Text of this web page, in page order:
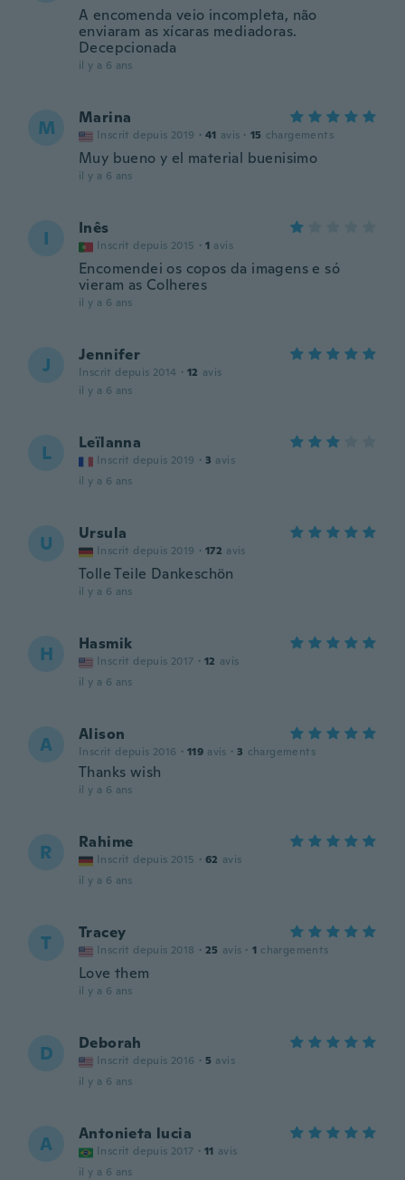
A encomenda veio incompleta, não
enviaram as xícaras mediadoras.
Decepcionada
il y a 6 ans
M Marina
Inscrit depuis 2019 · 41 avis · 15 chargements
Muy bueno y el material buenisimo
il y a 6 ans
I Inês
Inscrit depuis 2015 · 1 avis
Encomendei os copos da imagens e só
vieram as Colheres
il y a 6 ans
J Jennifer
Inscrit depuis 2014 · 12 avis
il y a 6 ans
L Leïlanna
Inscrit depuis 2019 · 3 avis
il y a 6 ans
U Ursula
Inscrit depuis 2019 · 172 avis
Tolle Teile Dankeschön
il y a 6 ans
H Hasmik
Inscrit depuis 2017 · 12 avis
il y a 6 ans
A Alison
Inscrit depuis 2016 · 119 avis · 3 chargements
Thanks wish
il y a 6 ans
R Rahime
Inscrit depuis 2015 · 62 avis
il y a 6 ans
T Tracey
Inscrit depuis 2018 · 25 avis · 1 chargements
Love them
il y a 6 ans
D Deborah
Inscrit depuis 2016 · 5 avis
il y a 6 ans
A Antonieta lucia
Inscrit depuis 2017 · 11 avis
il y a 6 ans